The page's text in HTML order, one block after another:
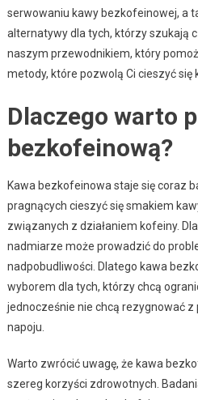
serwowaniu kawy bezkofeinowej, a
alternatywy dla tych, którzy szukają
naszym przewodnikiem, który
metody, które pozwolą Ci cieszyć się
Dlaczego warto
bezkofeinową?
Kawa bezkofeinowa staje się coraz
pragnących cieszyć się smakiem
związanych z działaniem kofeiny.
nadmiarze może prowadzić do
nadpobudliwości. Dlatego kawa
wyborem dla tych, którzy chcą
jednocześnie nie chcą rezygnować
napoju.
Warto zwrócić uwagę, że kawa
szereg korzyści zdrowotnych.